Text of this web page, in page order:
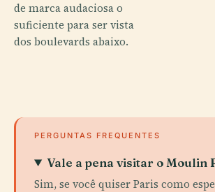
de marca audaciosa o
suficiente para ser vista
dos boulevards abaixo.
PERGUNTAS FREQUENTES
Vale a pena visitar o Moulin
Sim, se você quiser Paris como